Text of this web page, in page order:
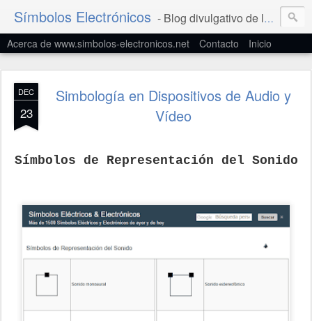
Símbolos Electrónicos - Blog divulgativo de la Simbología Eléctrica y Electrónica
Acerca de www.simbolos-electronicos.net Contacto Inicio
DEC
23
Simbología en Dispositivos de Audio y
Vídeo
Símbolos de Representación del Sonido